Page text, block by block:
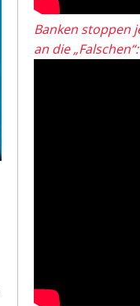
Banken stoppen
an die